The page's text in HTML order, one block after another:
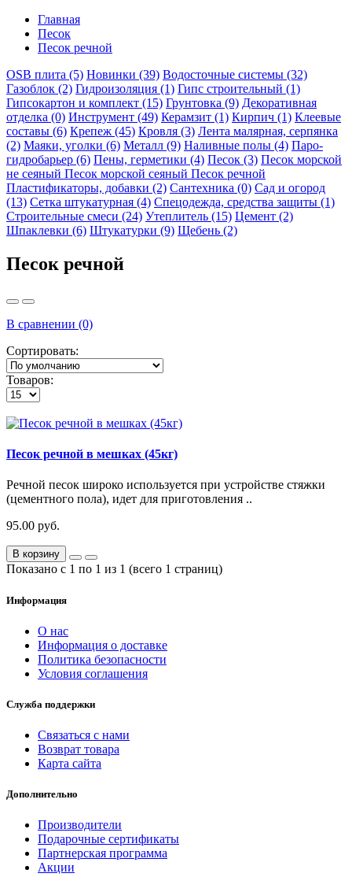
Главная
Песок
Песок речной
OSB плита (5) Новинки (39) Водосточные системы (32)
Газоблок (2) Гидроизоляция (1) Гипс строительный (1)
Гипсокартон и комплект (15) Грунтовка (9) Декоративная
отделка (0) Инструмент (49) Керамзит (1) Кирпич (1) Клеевые
составы (6) Крепеж (45) Кровля (3) Лента малярная, серпянка
(2) Маяки, уголки (6) Металл (9) Наливные полы (4) Паро-
гидробарьер (6) Пены, герметики (4) Песок (3) Песок морской
не сеяный Песок морской сеяный Песок речной
Пластификаторы, добавки (2) Сантехника (0) Сад и огород
(13) Сетка штукатурная (4) Спецодежда, средства защиты (1)
Строительные смеси (24) Утеплитель (15) Цемент (2)
Шпаклевки (6) Штукатурки (9) Щебень (2)
Песок речной
В сравнении (0)
Сортировать:
Товаров:
Песок речной в мешках (45кг)
Речной песок широко используется при устройстве стяжки
(цементного пола), идет для приготовления ..
95.00 руб.
В корзину
Показано с 1 по 1 из 1 (всего 1 страниц)
Информация
О нас
Информация о доставке
Политика безопасности
Условия соглашения
Служба поддержки
Связаться с нами
Возврат товара
Карта сайта
Дополнительно
Производители
Подарочные сертификаты
Партнерская программа
Акции